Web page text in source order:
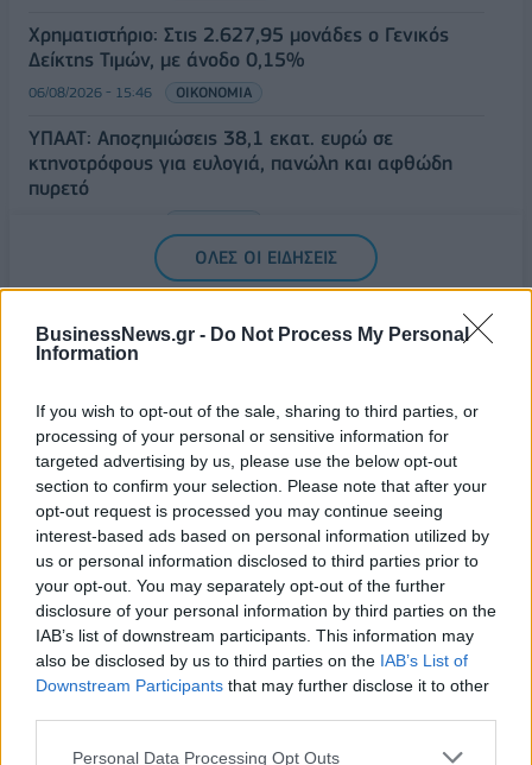
BusinessNews.gr - Do Not Process My Personal
Information
If you wish to opt-out of the sale, sharing to third parties, or
processing of your personal or sensitive information for
targeted advertising by us, please use the below opt-out
section to confirm your selection. Please note that after your
opt-out request is processed you may continue seeing
interest-based ads based on personal information utilized by
us or personal information disclosed to third parties prior to
your opt-out. You may separately opt-out of the further
disclosure of your personal information by third parties on the
IAB’s list of downstream participants. This information may
also be disclosed by us to third parties on the IAB’s List of
Downstream Participants that may further disclose it to other
Personal Data Processing Opt Outs
Χρηματιστήριο: Στις 2.627,95 μονάδες ο Γενικός
Δείκτης Τιμών, με άνοδο 0,15%
06/08/2026 - 15:46 ΟΙΚΟΝΟΜΙΑ
ΥΠΑΑΤ: Αποζημιώσεις 38,1 εκατ. ευρώ σε
κτηνοτρόφους για ευλογιά, πανώλη και αφθώδη
πυρετό
ΟΛΕΣ ΟΙ ΕΙΔΗΣΕΙΣ
ΔΗΜΟΦΙΛΗ
18η συνεχόμενη χρονιά για τον ΟΤΕ στη διεθνή
σειρά δεικτών FTSE4Good
06/08/2026 - 14:40 ESG
Β.Σ. Καρούλιας: Τζίρος 98,7 εκατ. ευρώ και
αύξηση κερδών 57% - Τα νέα στοιχήματα σε low
& non alcohol
06/08/2026 - 11:48 ΕΠΙΧΕΙΡΗΣΕΙΣ